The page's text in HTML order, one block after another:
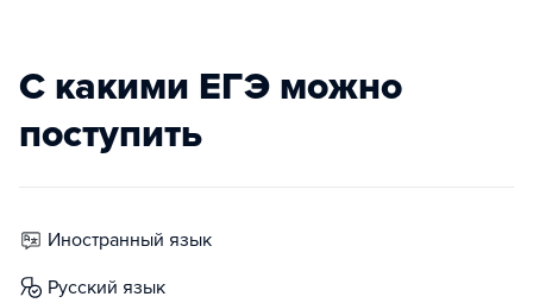
С какими ЕГЭ можно
поступить
иностранный язык
русский язык